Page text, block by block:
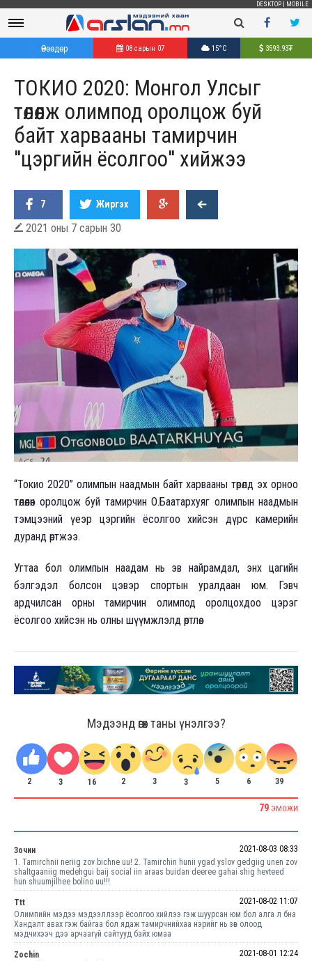
DESKTOP MOBILE
Өнөөдөр 08 сарын 07 15°C 3593.93₮
ТОКИО 2020: Монгол Улсыг
төлөөлж олимпод оролцож буй
байт харвааны тамирчин
''цэргийн ёсолгоо'' хийжээ
7 Жиргэх
 2021 оны 7 сарын 30
“Токио 2020” олимпын наадмын байт харвааны төрөлд эх орноо
төлөөлөн оролцож буй тамирчин О.Баатархуяг олимпын наадмын
тэмцээний үеэр цэргийн ёсолгоо хийсэн дүрс камерийн
дуранд өртжээ.
Угтаа бол олимпын наадам нь эв найрамдал, энх цагийн
бэлгэдэл болсон цэвэр спортын уралдаан юм. Гэвч
ардчилсан орны тамирчин олимпод оролцохдоо цэрэг
ёсолгоо хийсэн нь олны шүүмжлэлд өртлөө.
Мэдээнд өгөх таны үнэлгээ?
2 3 16 2 3 3 5 6 39
79 ЭМОЖИ
Зочин
2021-08-03 08:33
1. Tamirchnii neriig zov bichne uu! 2. Tamirchin hunii ygad yslov gedgiig unen zov
shaltgaaniig medehgui baij social iin araas buidan deeree gahai shig hevteed
hun shuumjilhee bolino uu!!!
Ttt
2021-08-02 11:07
Олимпийн мэдээ мэдээллээр ёсолгоо хийлээ гэж шуурсан юм бол алга л бна
Хандалт авах гэж байгаа бол ядаж тамирчнийхаа нэрийг нь зөв олоод
мэдчихээч дээ арчаагүй сайтууд байх юмаа
Zochin
2021-08-01 12:24